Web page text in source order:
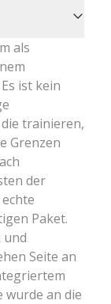
als
ist kein
trainieren,
Grenzen
der
Paket.
und
Seite an
wurde an die